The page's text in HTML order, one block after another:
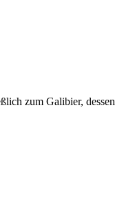
zum Galibier, dessen